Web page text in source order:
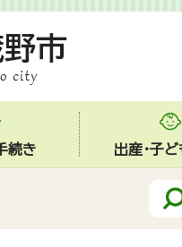
続き 出産・子ど